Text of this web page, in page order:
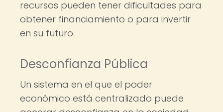
recursos pueden tener dificultades para
obtener financiamiento o para invertir
en su futuro.
Desconfianza Pública
Un sistema en el que el poder
económico está centralizado puede